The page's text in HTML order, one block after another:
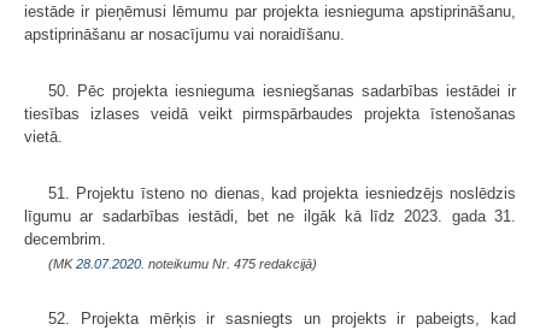
iestāde ir pieņēmusi lēmumu par projekta iesnieguma apstiprināšanu,
apstiprināšanu ar nosacījumu vai noraidīšanu.
50. Pēc projekta iesnieguma iesniegšanas sadarbības iestādei ir
tiesības izlases veidā veikt pirmspārbaudes projekta īstenošanas
vietā.
51. Projektu īsteno no dienas, kad projekta iesniedzējs noslēdzis
līgumu ar sadarbības iestādi, bet ne ilgāk kā līdz 2023. gada 31.
decembrim.
(MK28.07.2020. noteikumu Nr. 475 redakcijā)
52. Projekta mērķis ir sasniegts un projekts ir pabeigts, kad